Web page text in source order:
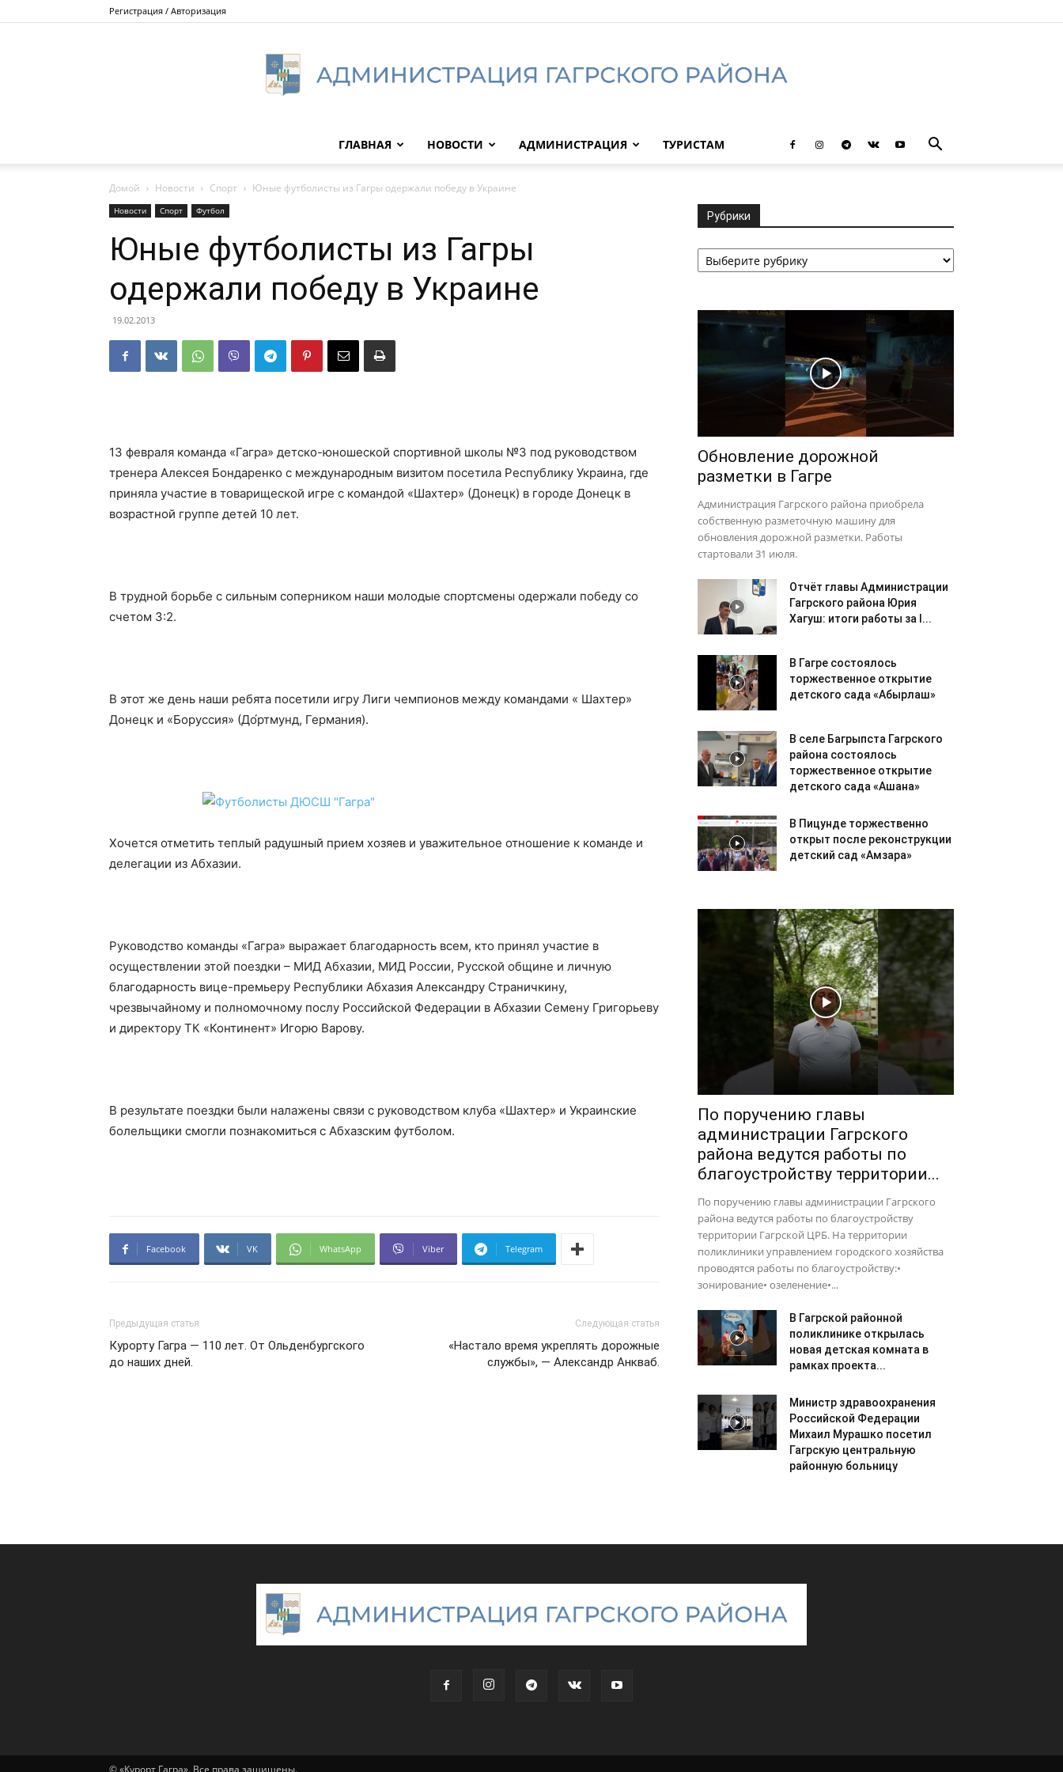
Регистрация / Авторизация
Гагрского
ГЛАВНАЯ НОВОСТИ АДМИНИСТРАЦИЯ ТУРИСТАМ
Домой Новости Спорт Юные футболисты из Гагры одержали победу в Украине
Новости Спорт Футбол
Юные футболисты из Гагры
одержали победу в Украине
19.02.2013
13 февраля команда «Гагра» детско-юношеской спортивной школы №3 под руководством
тренера Алексея Бондаренко с международным визитом посетила Республику Украина, где
приняла участие в товарищеской игре с командой «Шахтер» (Донецк) в городе Донецк в
возрастной группе детей 10 лет.
В трудной борьбе с сильным соперником наши молодые спортсмены одержали победу со
счетом 3:2.
В этот же день наши ребята посетили игру Лиги чемпионов между командами « Шахтер»
Донецк и «Боруссия» (До́ртмунд, Германия).
Хочется отметить теплый радушный прием хозяев и уважительное отношение к команде и
делегации из Абхазии.
Руководство команды «Гагра» выражает благодарность всем, кто принял участие в
осуществлении этой поездки – МИД Абхазии, МИД России, Русской общине и личную
благодарность вице-премьеру Республики Абхазия Александру Страничкину,
чрезвычайному и полномочному послу Российской Федерации в Абхазии Семену Григорьеву
и директору ТК «Континент» Игорю Варову.
В результате поездки были налажены связи с руководством клуба «Шахтер» и Украинские
болельщики смогли познакомиться с Абхазским футболом.
Facebook VK WhatsApp Viber Telegram
Предыдущая статья
Курорту Гагра — 110 лет. От Ольденбургского
до наших дней.
Следующая статья
«Настало время укреплять дорожные
службы», — Александр Анкваб.
Рубрики
Рубрики
Обновление дорожной
разметки в Гагре
Администрация Гагрского района приобрела
собственную разметочную машину для
обновления дорожной разметки. Работы
стартовали 31 июля.
Отчёт главы Администрации
Гагрского района Юрия
Хагуш: итоги работы за I...
В Гагре состоялось
торжественное открытие
детского сада «Абырлаш»
В селе Багрыпста Гагрского
района состоялось
торжественное открытие
детского сада «Ашана»
В Пицунде торжественно
открыт после реконструкции
детский сад «Амзара»
По поручению главы
администрации Гагрского
района ведутся работы по
благоустройству территории...
По поручению главы администрации Гагрского
района ведутся работы по благоустройству
территории Гагрской ЦРБ. На территории
поликлиники управлением городского хозяйства
проводятся работы по благоустройству:•
зонирование• озеленение•...
В Гагрской районной
поликлинике открылась
новая детская комната в
рамках проекта...
Министр здравоохранения
Российской Федерации
Михаил Мурашко посетил
Гагрскую центральную
районную больницу